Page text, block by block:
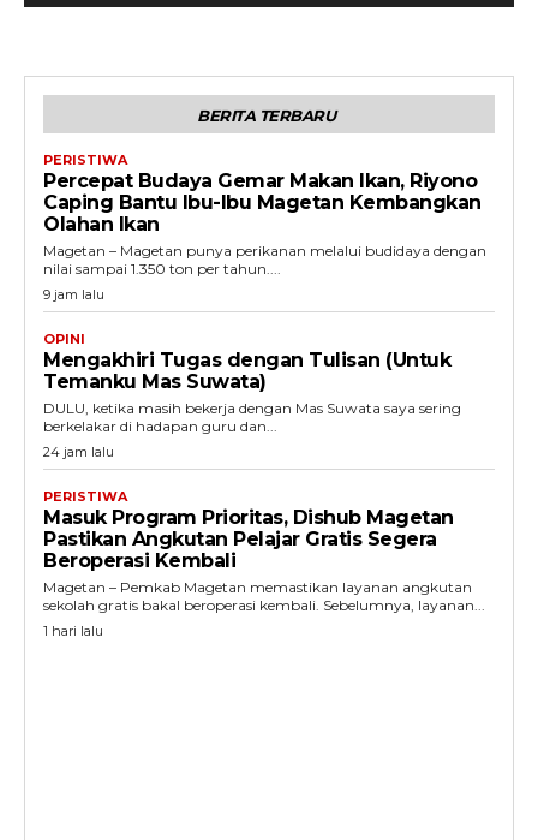
BERITA TERBARU
PERISTIWA
Percepat Budaya Gemar Makan Ikan, Riyono
Caping Bantu Ibu-Ibu Magetan Kembangkan
Olahan Ikan
Magetan – Magetan punya perikanan melalui budidaya dengan
nilai sampai 1.350 ton per tahun....
9 jam lalu
OPINI
Mengakhiri Tugas dengan Tulisan (Untuk
Temanku Mas Suwata)
DULU, ketika masih bekerja dengan Mas Suwata saya sering
berkelakar di hadapan guru dan...
24 jam lalu
PERISTIWA
Masuk Program Prioritas, Dishub Magetan
Pastikan Angkutan Pelajar Gratis Segera
Beroperasi Kembali
Magetan – Pemkab Magetan memastikan layanan angkutan
sekolah gratis bakal beroperasi kembali. Sebelumnya, layanan...
1 hari lalu